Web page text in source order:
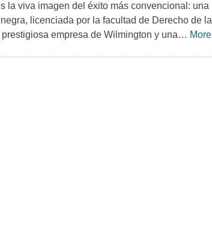
la viva imagen del éxito más convencional: una
licenciada por la facultad de Derecho de la
empresa de Wilmington y una… More